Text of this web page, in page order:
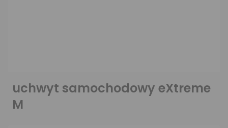
uchwyt samochodowy eXtreme
M